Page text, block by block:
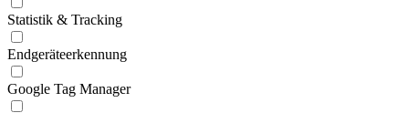
Statistik & Tracking
Endgeräteerkennung
Google Tag Manager